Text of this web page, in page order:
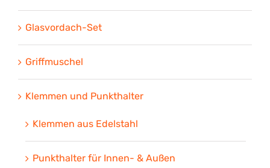
Glasvordach-Set
Griffmuschel
Klemmen und Punkthalter
Klemmen aus Edelstahl
Punkthalter für Innen- & Außen